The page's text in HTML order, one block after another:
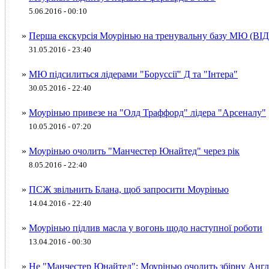
5.06.2016 - 00:10
» Перша екскурсія Моурінью на тренувальну базу МЮ
31.05.2016 - 23:40
» МЮ підсилиться лідерами "Боруссії" Д та "Інтера"
30.05.2016 - 22:40
» Моурінью привезе на "Олд Траффорд" лідера "Арсеналу"
10.05.2016 - 07:20
» Моурінью очолить "Манчестер Юнайтед" через рік
8.05.2016 - 22:40
» ПСЖ звільнить Блана, щоб запросити Моурінью
14.04.2016 - 22:40
» Моурінью підлив масла у вогонь щодо наступної роботи
13.04.2016 - 00:30
» Не "Манчестер Юнайтед": Моурінью очолить збірну